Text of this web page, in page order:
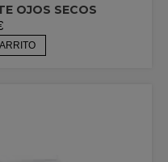
OJOS SECOS